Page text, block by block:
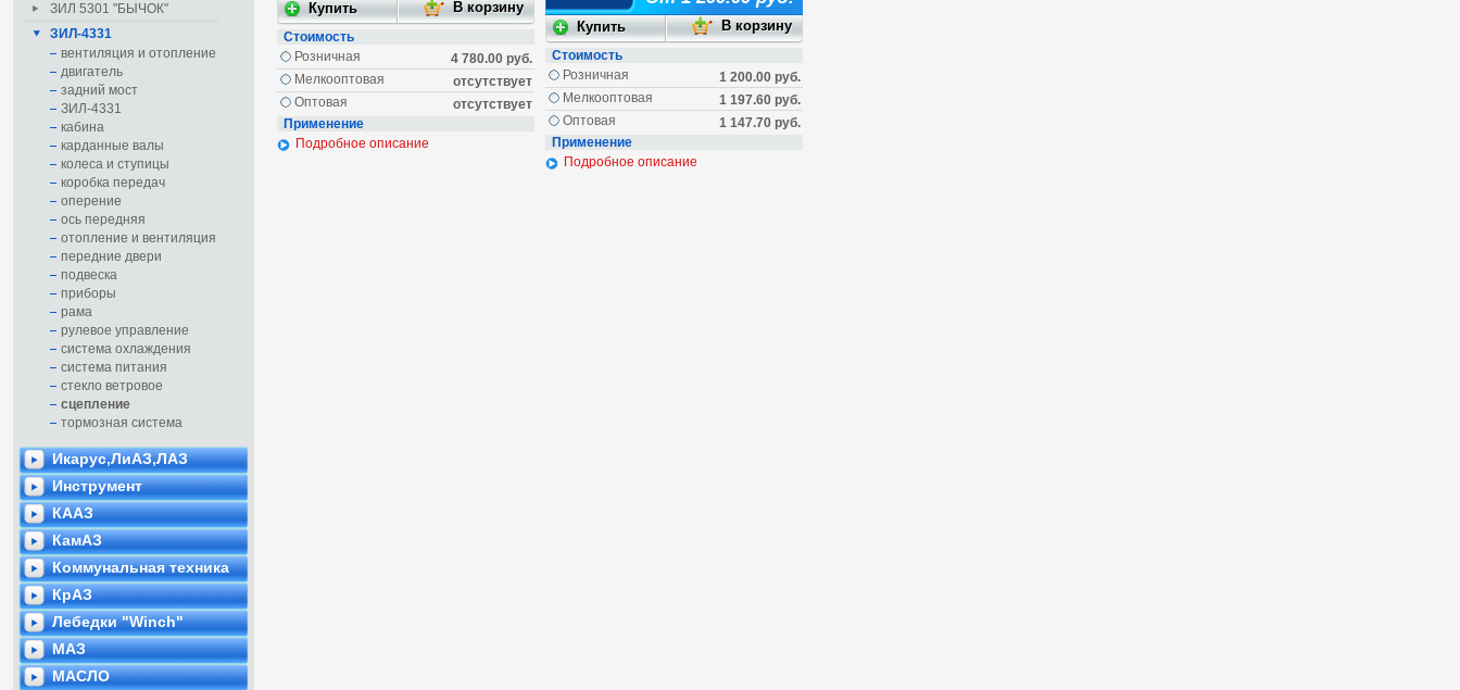
ЗИЛ 5301 "БЫЧОК"
ЗИЛ-4331
вентиляция и отопление
двигатель
задний мост
ЗИЛ-4331
кабина
карданные валы
колеса и ступицы
коробка передач
оперение
ось передняя
отопление и вентиляция
передние двери
подвеска
приборы
рама
рулевое управление
система охлаждения
система питания
стекло ветровое
сцепление
тормозная система
Икарус,ЛиАЗ,ЛАЗ
Инструмент
КААЗ
КамАЗ
Коммунальная техника
КрАЗ
Лебедки "Winch"
МАЗ
МАСЛО
Стоимость
4 780.00 руб.
Розничная
отсутствует
Мелкооптовая
отсутствует
Оптовая
Применение
Подробное описание
Стоимость
1 200.00 руб.
Розничная
1 197.60 руб.
Мелкооптовая
1 147.70 руб.
Оптовая
Применение
Подробное описание